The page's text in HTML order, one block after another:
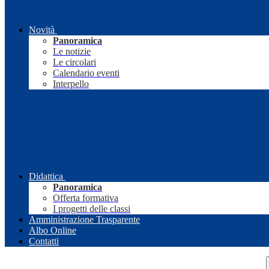
Novità
Panoramica
Le notizie
Le circolari
Calendario eventi
Interpello
Didattica
Panoramica
Offerta formativa
I progetti delle classi
Amministrazione Trasparente
Albo Online
Contatti